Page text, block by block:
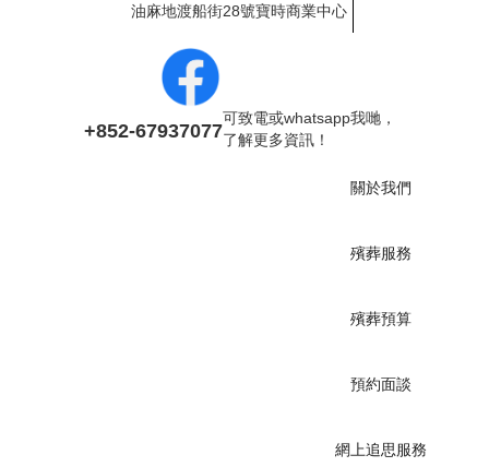
油麻地渡船街28號寶時商業中心
關於我們
殯葬服務
殯葬預算
預約面談
網上追思服務
+852-67937077
可致電或whatsapp我哋，
了解更多資訊！